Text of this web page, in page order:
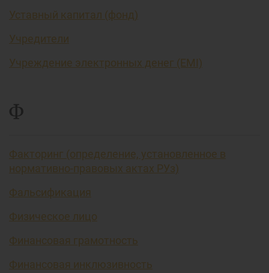
Уставный капитал (фонд)
Учредители
Учреждение электронных денег (EMI)
Ф
Факторинг (определение, установленное в
нормативно-правовых актах РУз)
Фальсификация
Физическое лицо
Финансовая грамотность
Финансовая инклюзивность